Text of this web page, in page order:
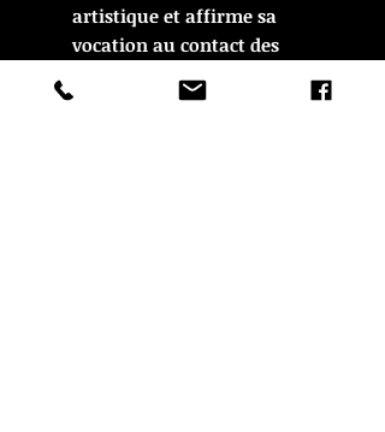
artistique et affirme sa
vocation au contact des
artistes qu’il rencontre au
Chat noir : Steinlen, Auriol,